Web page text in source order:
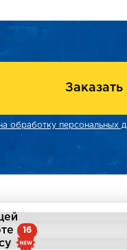
Заказать
обработку персональных
16